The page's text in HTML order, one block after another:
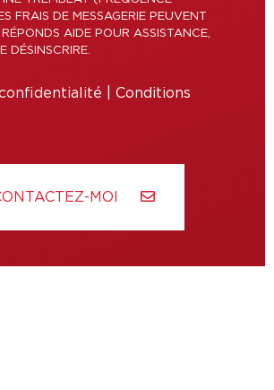
FRAIS DE MESSAGERIE PEUVENT
RÉPONDS AIDE POUR ASSISTANCE,
DÉSINSCRIRE.
Conditions
MOI